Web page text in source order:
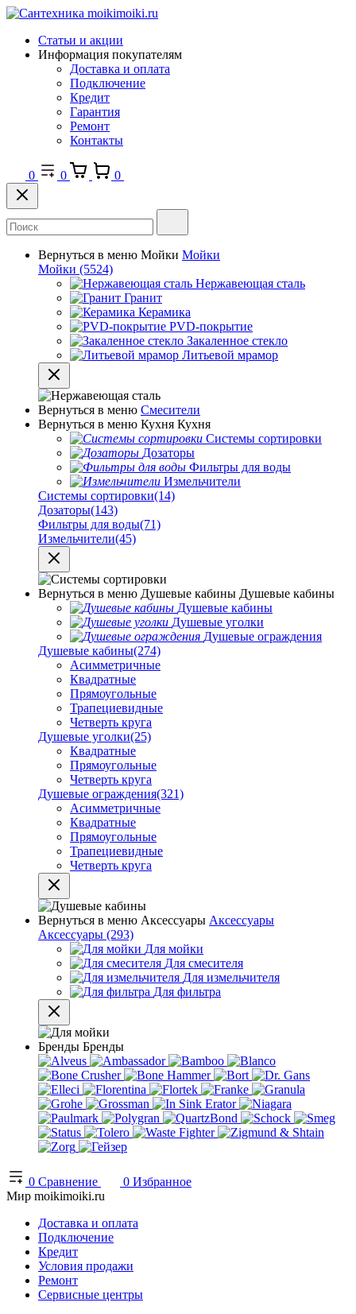
Статьи и акции
Информация покупателям
Доставка и оплата
Подключение
Кредит
Гарантия
Ремонт
Контакты
0 0 0
Вернуться в меню Мойки Мойки
Мойки (5524)
Нержавеющая сталь
Гранит
Керамика
PVD-покрытие
Закаленное стекло
Литьевой мрамор
Вернуться в меню Смесители
Вернуться в меню Кухня Кухня
Системы сортировки
Дозаторы
Фильтры для воды
Измельчители
Системы сортировки(14)
Дозаторы(143)
Фильтры для воды(71)
Измельчители(45)
Вернуться в меню Душевые кабины Душевые кабины
Душевые кабины
Душевые уголки
Душевые ограждения
Душевые кабины(274)
Асимметричные
Квадратные
Прямоугольные
Трапециевидные
Четверть круга
Душевые уголки(25)
Квадратные
Прямоугольные
Четверть круга
Душевые ограждения(321)
Асимметричные
Квадратные
Прямоугольные
Трапециевидные
Четверть круга
Вернуться в меню Аксессуары Аксессуары
Аксессуары (293)
Для мойки
Для смесителя
Для измельчителя
Для фильтра
Бренды Бренды
0 Сравнение 0 Избранное
Мир moikimoiki.ru
Доставка и оплата
Подключение
Кредит
Условия продажи
Ремонт
Сервисные центры